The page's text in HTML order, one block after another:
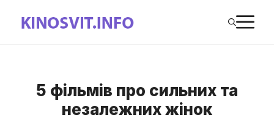
вмісту
5 фільмів про сильних та
незалежних жінок